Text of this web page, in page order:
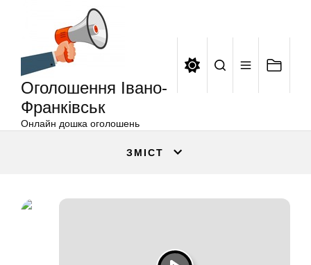
Оголошення Івано-
Франківськ
Онлайн дошка оголошень
ЗМІСТ